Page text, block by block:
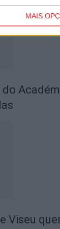
MAIS
Viseu